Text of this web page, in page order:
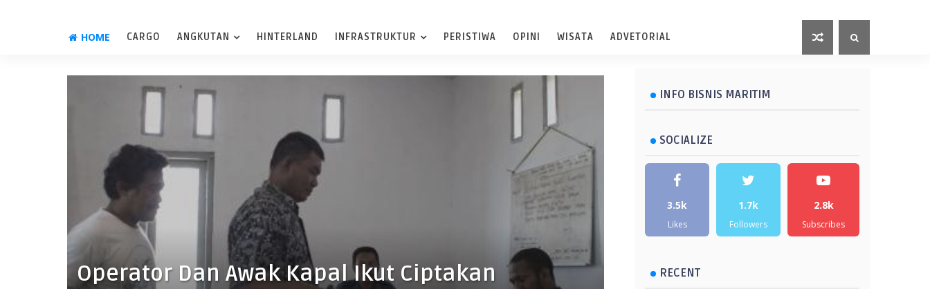
HOME CARGO ANGKUTAN HINTERLAND INFRASTRUKTUR PERISTIWA OPINI WISATA ADVETORIAL
Operator Dan Awak Kapal Ikut Ciptakan
INFO BISNIS MARITIM
SOCIALIZE
3.5k
Likes
1.7k
Followers
2.8k
Subscribes
RECENT